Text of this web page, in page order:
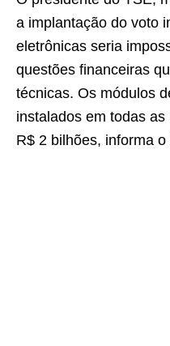
a implantação do voto
eletrônicas seria
questões financeiras
técnicas. Os módulos
instalados em todas
R$ 2 bilhões, informa o